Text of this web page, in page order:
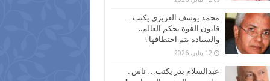
محمد يوسف العزيزي يكتب…
قانون القوة يحكم العالم..
والسيادة يتم اختطافها !
12 يناير، 2026
عبدالسلام بدر يكتب… ناس .